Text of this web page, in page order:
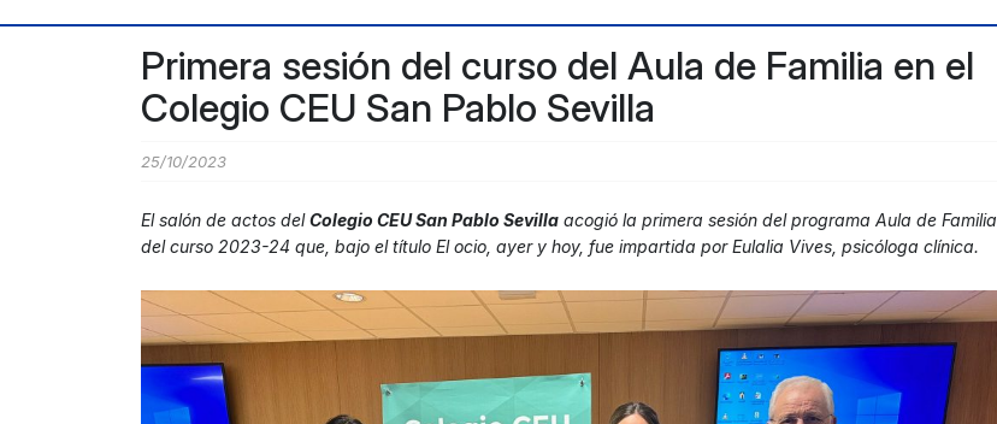
Primera sesión del curso del Aula de Familia en el
Colegio CEU San Pablo Sevilla
25/10/2023
El salón de actos delColegio CEU San Pablo Sevilla acogió la primera sesión del programa Aula de Familia
del curso 2023-24 que, bajo el título El ocio, ayer y hoy, fue impartida por Eulalia Vives, psicóloga clínica.